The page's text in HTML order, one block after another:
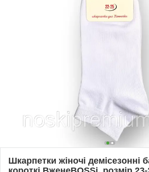
Шкарпетки жіночі демісезонні